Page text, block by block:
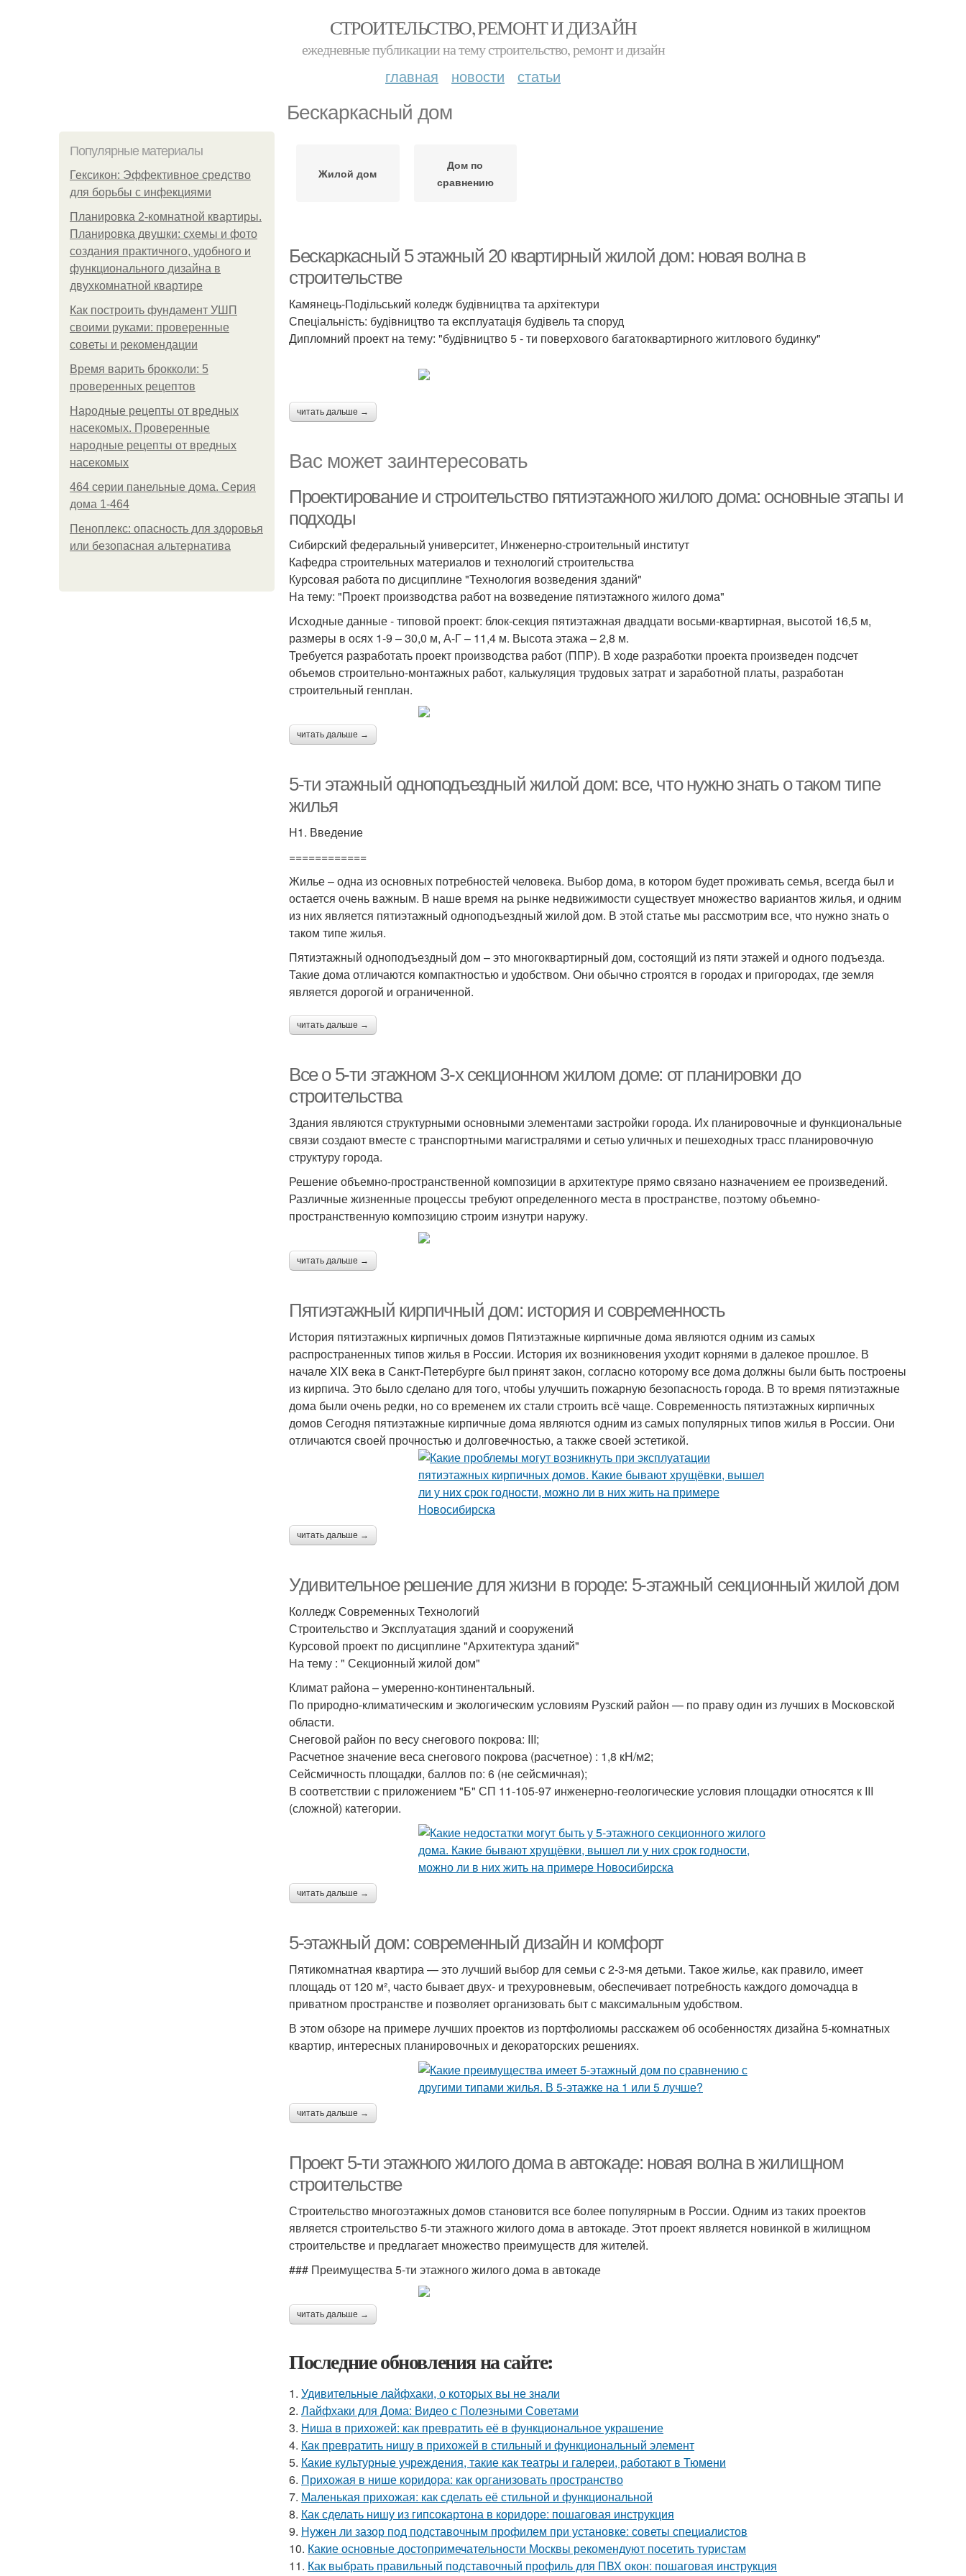
СТРОИТЕЛЬСТВО, РЕМОНТ И ДИЗАЙН
ежедневные публикации на тему строительство, ремонт и дизайн
главная новости статьи
Бескаркасный дом
Популярные материалы
Гексикон: Эффективное средство
для борьбы с инфекциями
Планировка 2-комнатной квартиры.
Планировка двушки: схемы и фото
создания практичного, удобного и
функционального дизайна в
двухкомнатной квартире
Как построить фундамент УШП
своими руками: проверенные
советы и рекомендации
Время варить брокколи: 5
проверенных рецептов
Народные рецепты от вредных
насекомых. Проверенные
народные рецепты от вредных
насекомых
464 серии панельные дома. Серия
дома 1-464
Пеноплекс: опасность для здоровья
или безопасная альтернатива
Жилой дом
Дом по
сравнению
Бескаркасный 5 этажный 20 квартирный жилой дом: новая волна в
строительстве
Камянець-Подільський коледж будівництва та архітектури
Спеціальність: будівництво та експлуатація будівель та споруд
Дипломний проект на тему: "будівництво 5 - ти поверхового багатоквартирного житлового будинку"
читать дальше →
Вас может заинтересовать
Проектирование и строительство пятиэтажного жилого дома: основные этапы и
подходы
Сибирский федеральный университет, Инженерно-строительный институт
Кафедра строительных материалов и технологий строительства
Курсовая работа по дисциплине "Технология возведения зданий"
На тему: "Проект производства работ на возведение пятиэтажного жилого дома"
Исходные данные - типовой проект: блок-секция пятиэтажная двадцати восьми-квартирная, высотой 16,5 м,
размеры в осях 1-9 – 30,0 м, А-Г – 11,4 м. Высота этажа – 2,8 м.
Требуется разработать проект производства работ (ППР). В ходе разработки проекта произведен подсчет
объемов строительно-монтажных работ, калькуляция трудовых затрат и заработной платы, разработан
строительный генплан.
читать дальше →
5-ти этажный одноподъездный жилой дом: все, что нужно знать о таком типе
жилья
H1. Введение
============
Жилье – одна из основных потребностей человека. Выбор дома, в котором будет проживать семья, всегда был и
остается очень важным. В наше время на рынке недвижимости существует множество вариантов жилья, и одним
из них является пятиэтажный одноподъездный жилой дом. В этой статье мы рассмотрим все, что нужно знать о
таком типе жилья.
Пятиэтажный одноподъездный дом – это многоквартирный дом, состоящий из пяти этажей и одного подъезда.
Такие дома отличаются компактностью и удобством. Они обычно строятся в городах и пригородах, где земля
является дорогой и ограниченной.
читать дальше →
Все о 5-ти этажном 3-х секционном жилом доме: от планировки до
строительства
Здания являются структурными основными элементами застройки города. Их планировочные и функциональные
связи создают вместе с транспортными магистралями и сетью уличных и пешеходных трасс планировочную
структуру города.
Решение объемно-пространственной композиции в архитектуре прямо связано назначением ее произведений.
Различные жизненные процессы требуют определенного места в пространстве, поэтому объемно-
пространственную композицию строим изнутри наружу.
читать дальше →
Пятиэтажный кирпичный дом: история и современность
История пятиэтажных кирпичных домов Пятиэтажные кирпичные дома являются одним из самых
распространенных типов жилья в России. История их возникновения уходит корнями в далекое прошлое. В
начале XIX века в Санкт-Петербурге был принят закон, согласно которому все дома должны были быть построены
из кирпича. Это было сделано для того, чтобы улучшить пожарную безопасность города. В то время пятиэтажные
дома были очень редки, но со временем их стали строить всё чаще. Современность пятиэтажных кирпичных
домов Сегодня пятиэтажные кирпичные дома являются одним из самых популярных типов жилья в России. Они
отличаются своей прочностью и долговечностью, а также своей эстетикой.
читать дальше →
Удивительное решение для жизни в городе: 5-этажный секционный жилой дом
Колледж Современных Технологий
Строительство и Эксплуатация зданий и сооружений
Курсовой проект по дисциплине "Архитектура зданий"
На тему : " Секционный жилой дом"
Климат района – умеренно-континентальный.
По природно-климатическим и экологическим условиям Рузский район — по праву один из лучших в Московской
области.
Снеговой район по весу снегового покрова: III;
Расчетное значение веса снегового покрова (расчетное) : 1,8 кН/м2;
Сейсмичность площадки, баллов по: 6 (не cейсмичная);
В соответствии с приложением "Б" СП 11-105-97 инженерно-геологические условия площадки относятся к III
(сложной) категории.
читать дальше →
5-этажный дом: современный дизайн и комфорт
Пятикомнатная квартира — это лучший выбор для семьи с 2-3-мя детьми. Такое жилье, как правило, имеет
площадь от 120 м², часто бывает двух- и трехуровневым, обеспечивает потребность каждого домочадца в
приватном пространстве и позволяет организовать быт с максимальным удобством.
В этом обзоре на примере лучших проектов из портфолиомы расскажем об особенностях дизайна 5-комнатных
квартир, интересных планировочных и декораторских решениях.
читать дальше →
Проект 5-ти этажного жилого дома в автокаде: новая волна в жилищном
строительстве
Строительство многоэтажных домов становится все более популярным в России. Одним из таких проектов
является строительство 5-ти этажного жилого дома в автокаде. Этот проект является новинкой в жилищном
строительстве и предлагает множество преимуществ для жителей.
### Преимущества 5-ти этажного жилого дома в автокаде
читать дальше →
Последние обновления на сайте:
1. Удивительные лайфхаки, о которых вы не знали
2. Лайфхаки для Дома: Видео с Полезными Советами
3. Ниша в прихожей: как превратить её в функциональное украшение
4. Как превратить нишу в прихожей в стильный и функциональный элемент
5. Какие культурные учреждения, такие как театры и галереи, работают в Тюмени
6. Прихожая в нише коридора: как организовать пространство
7. Маленькая прихожая: как сделать её стильной и функциональной
8. Как сделать нишу из гипсокартона в коридоре: пошаговая инструкция
9. Нужен ли зазор под подставочным профилем при установке: советы специалистов
10. Какие основные достопримечательности Москвы рекомендуют посетить туристам
11. Как выбрать правильный подставочный профиль для ПВХ окон: пошаговая инструкция